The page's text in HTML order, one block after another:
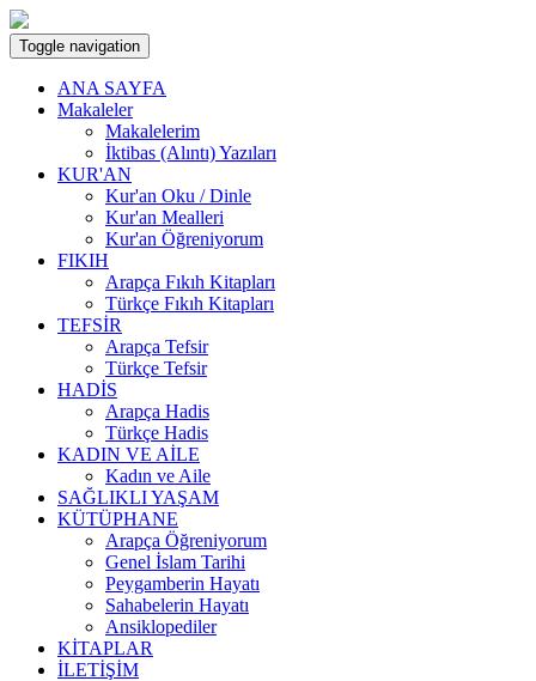
Toggle navigation
ANA SAYFA
Makaleler
Makalelerim
İktibas (Alıntı) Yazıları
KUR'AN
Kur'an Oku / Dinle
Kur'an Mealleri
Kur'an Öğreniyorum
FIKIH
Arapça Fıkıh Kitapları
Türkçe Fıkıh Kitapları
TEFSİR
Arapça Tefsir
Türkçe Tefsir
HADİS
Arapça Hadis
Türkçe Hadis
KADIN VE AİLE
Kadın ve Aile
SAĞLIKLI YAŞAM
KÜTÜPHANE
Arapça Öğreniyorum
Genel İslam Tarihi
Peygamberin Hayatı
Sahabelerin Hayatı
Ansiklopediler
KİTAPLAR
İLETİŞİM